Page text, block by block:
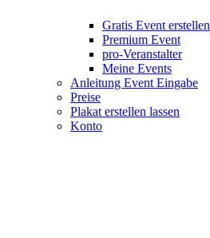
Gratis Event erstellen
Premium Event
pro-Veranstalter
Meine Events
Anleitung Event Eingabe
Preise
Plakat erstellen lassen
Konto